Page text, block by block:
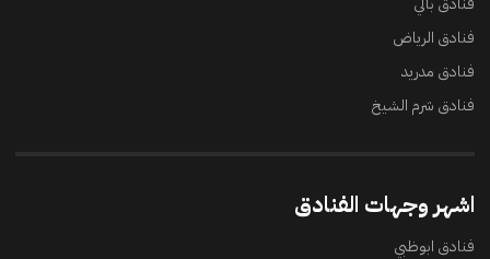
فنادق الرياض
فنادق مدريد
فنادق شرم الشيخ
اشهر وجهات الفنادق
فنادق ابوظبي